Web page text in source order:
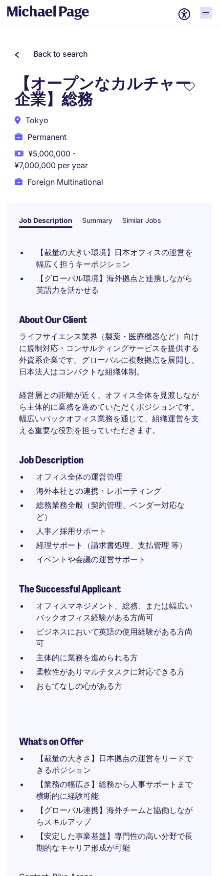
Back to search
【オープンなカルチャー
企業】総務
Tokyo
Permanent
¥5,000,000 -
¥7,000,000 per year
Foreign Multinational
Job Description Summary Similar Jobs
【裁量の大きい環境】日本オフィスの運営を
幅広く担うキーポジション
【グローバル環境】海外拠点と連携しながら
英語力を活かせる
About Our Client
ライフサイエンス業界（製薬・医療機器など）向け
に規制対応・コンサルティングサービスを提供する
外資系企業です。グローバルに複数拠点を展開し、
日本法人はコンパクトな組織体制。
経営層との距離が近く、オフィス全体を見渡しなが
ら主体的に業務を進めていただくポジションです。
幅広いバックオフィス業務を通じて、組織運営を支
える重要な役割を担っていただきます。
Job Description
オフィス全体の運営管理
海外本社との連携・レポーティング
総務業務全般（契約管理、ベンダー対応な
ど）
人事／採用サポート
経理サポート（請求書処理、支払管理 等）
イベントや会議の運営サポート
The Successful Applicant
オフィスマネジメント、総務、または幅広い
バックオフィス経験がある方尚可
ビジネスにおいて英語の使用経験がある方尚
可
主体的に業務を進められる方
柔軟性がありマルチタスクに対応できる方
おもてなしの心がある方
What's on Offer
【裁量の大きさ】日本拠点の運営をリードで
きるポジション
【業務の幅広さ】総務から人事サポートまで
横断的に経験可能
【グローバル連携】海外チームと協働しなが
らスキルアップ
【安定した事業基盤】専門性の高い分野で長
期的なキャリア形成が可能